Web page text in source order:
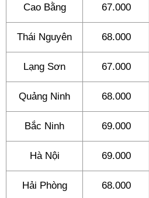
Cao Bằng 67.000
Thái Nguyên 68.000
Lạng Sơn 67.000
Quảng Ninh 68.000
Bắc Ninh 69.000
Hà Nội 69.000
Hải Phòng 68.000